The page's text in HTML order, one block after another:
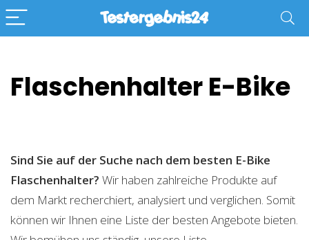
Flaschenhalter E-Bike
Sind Sie auf der Suche nach dem besten E-Bike
Flaschenhalter? Wir haben zahlreiche Produkte auf
dem Markt recherchiert, analysiert und verglichen. Somit
können wir Ihnen eine Liste der besten Angebote bieten.